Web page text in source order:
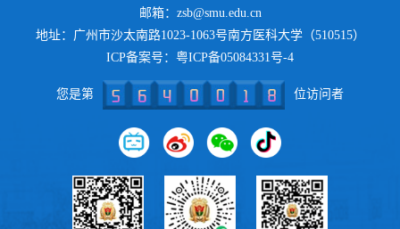
邮箱：zsb@smu.edu.cn
地址：广州市沙太南路1023-1063号南方医科大学（510515）
ICP备案号： 粤ICP备05084331号-4
您是第 位访问者